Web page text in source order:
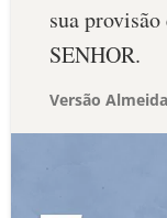
sua
SENHOR.
Versão